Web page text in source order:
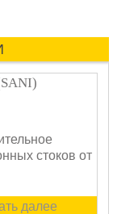
стоков от
далее